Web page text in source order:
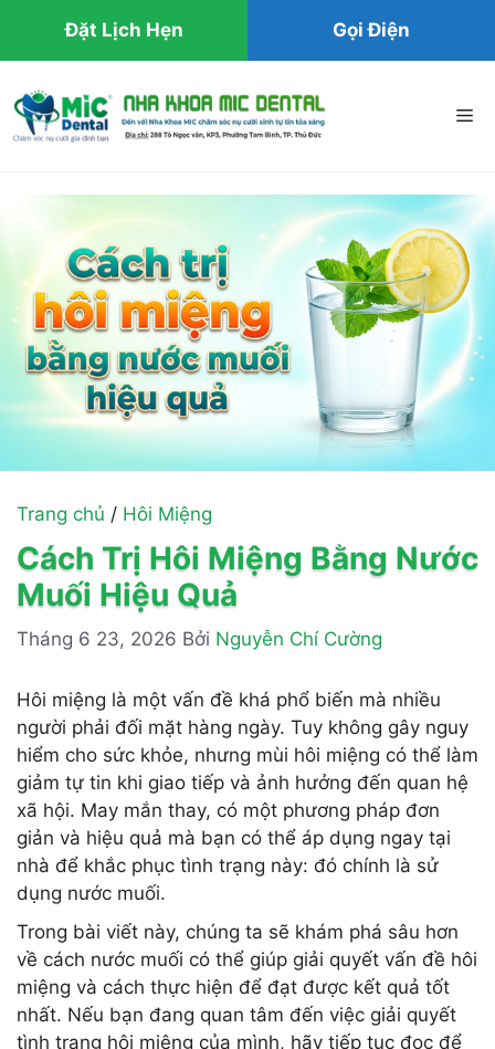
đến
Trang chủ / Hôi Miệng
Cách Trị Hôi Miệng Bằng Nước
Muối Hiệu Quả
Tháng 6 23, 2026 Bởi Nguyễn Chí Cường
Hôi miệng là một vấn đề khá phổ biến mà nhiều
người phải đối mặt hàng ngày. Tuy không gây nguy
hiểm cho sức khỏe, nhưng mùi hôi miệng có thể làm
giảm tự tin khi giao tiếp và ảnh hưởng đến quan hệ
xã hội. May mắn thay, có một phương pháp đơn
giản và hiệu quả mà bạn có thể áp dụng ngay tại
nhà để khắc phục tình trạng này: đó chính là sử
dụng nước muối.
Trong bài viết này, chúng ta sẽ khám phá sâu hơn
về cách nước muối có thể giúp giải quyết vấn đề hôi
miệng và cách thực hiện để đạt được kết quả tốt
nhất. Nếu bạn đang quan tâm đến việc giải quyết
tình trạng hôi miệng của mình, hãy tiếp tục đọc để
Đặt Lịch Hẹn Gọi Điện